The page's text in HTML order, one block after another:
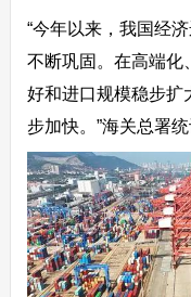
“今年以来，我国经
不断巩固。在高端化
好和进口规模稳步扩
步加快。”海关总署